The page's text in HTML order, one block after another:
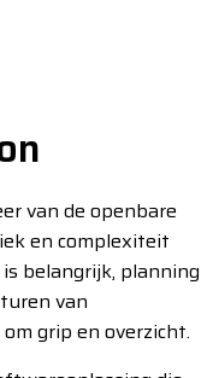
van de openbare
en complexiteit
belangrijk, planning
van
grip en overzicht.